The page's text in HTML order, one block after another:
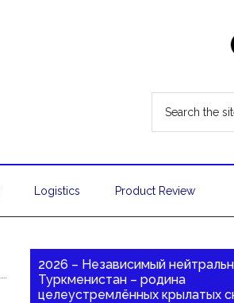
Logistics Product Review
2026 – Независимый
Туркменистан – родина
целеустремлённых крылатых